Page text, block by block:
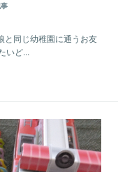
と同じ幼稚園に通うお友
いど...